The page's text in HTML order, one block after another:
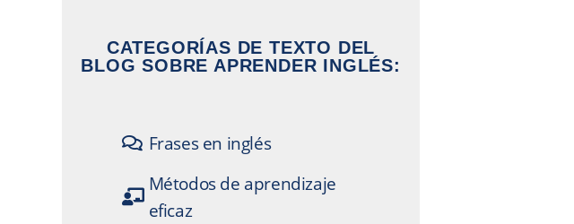
CATEGORÍAS DE TEXTO DEL
BLOG SOBRE APRENDER INGLÉS:
Frases en inglés
Métodos de aprendizaje
eficaz